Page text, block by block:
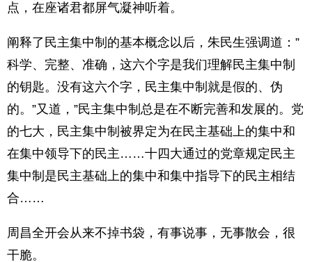
点，在座诸君都屏气凝神听着。
阐释了民主集中制的基本概念以后，朱民生强调道：”
科学、完整、准确，这六个字是我们理解民主集中制
的钥匙。没有这六个字，民主集中制就是假的、伪
的。”又道，”民主集中制总是在不断完善和发展的。党
的七大，民主集中制被界定为在民主基础上的集中和
在集中领导下的民主……十四大通过的党章规定民主
集中制是民主基础上的集中和集中指导下的民主相结
合……
周昌全开会从来不掉书袋，有事说事，无事散会，很
干脆。